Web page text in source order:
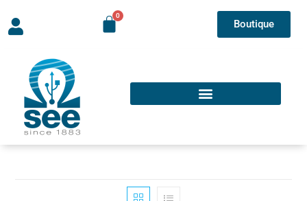
Boutique